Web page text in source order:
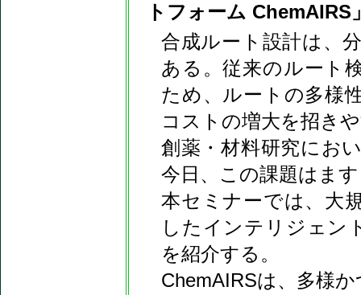
トフォーム ChemAIRS
合成ルート設計は、
ある。従来のルート
ため、ルートの多様
コストの増大を招き
創薬・材料研究にお
今日、この課題はま
本セミナーでは、大
したインテリジェン
を紹介する。
ChemAIRSは、多様